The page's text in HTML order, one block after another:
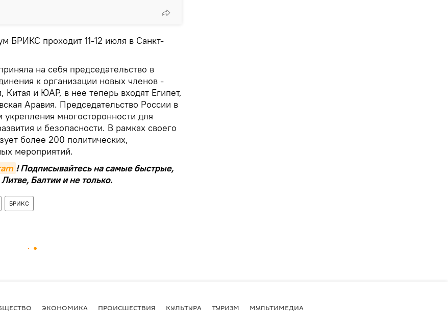
БРИКС проходит 11-12 июля в Санкт-
на себя председательство в
к организации новых членов -
и ЮАР, в нее теперь входят Египет,
Аравия. Председательство России в
многосторонности для
и безопасности. В рамках своего
более 200 политических,
мероприятий.
! Подписывайтесь на самые быстрые,
Балтии и не только.
БРИКС
ЭКОНОМИКА ПРОИСШЕСТВИЯ КУЛЬТУРА ТУРИЗМ МУЛЬТИМЕДИА